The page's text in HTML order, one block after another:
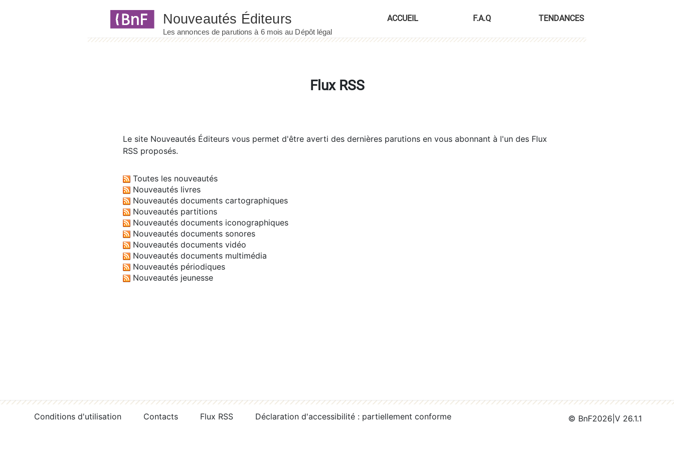
ACCUEIL F.A.Q TENDANCES
Flux RSS
Le site Nouveautés Éditeurs vous permet d'être averti des dernières parutions en vous abonnant à l'un des Flux
RSS proposés.
Toutes les nouveautés
Nouveautés livres
Nouveautés documents cartographiques
Nouveautés partitions
Nouveautés documents iconographiques
Nouveautés documents sonores
Nouveautés documents vidéo
Nouveautés documents multimédia
Nouveautés périodiques
Nouveautés jeunesse
Conditions d'utilisation Contacts Flux RSS Déclaration d'accessibilité : partiellement conforme © BnF2026 V 26.1.1